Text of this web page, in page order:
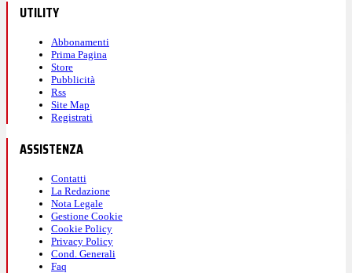
UTILITY
Abbonamenti
Prima Pagina
Store
Pubblicità
Rss
Site Map
Registrati
ASSISTENZA
Contatti
La Redazione
Nota Legale
Gestione Cookie
Cookie Policy
Privacy Policy
Cond. Generali
Faq